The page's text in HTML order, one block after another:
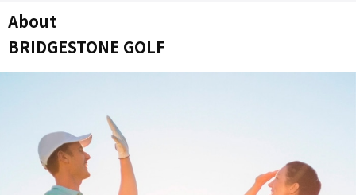
About
BRIDGESTONE GOLF